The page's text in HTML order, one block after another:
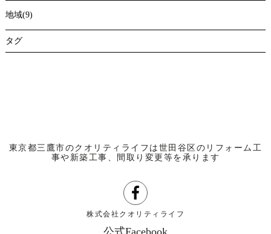
地域(9)
タグ
東京都三鷹市のクオリティライフは世田谷区のリフォーム工
事や新築工事、間取り変更等を承ります
株式会社クオリティライフ
公式Facebook